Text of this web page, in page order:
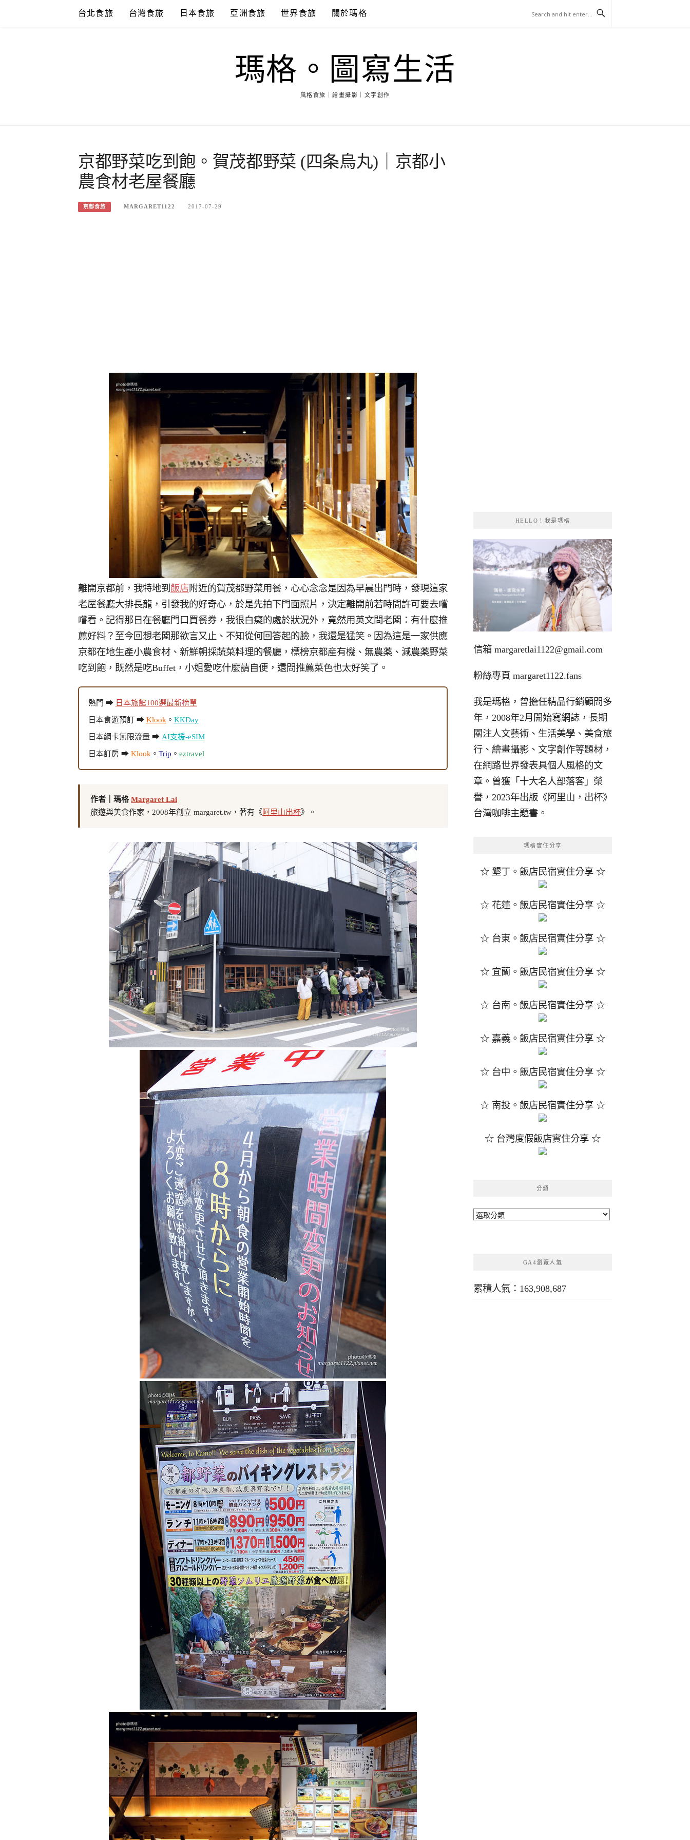
台北食旅 台灣食旅 日本食旅 亞洲食旅 世界食旅 關於瑪格
瑪格。圖寫生活
風格食旅｜繪畫攝影｜文字創作
京都野菜吃到飽。賀茂都野菜 (四条烏丸)｜京都小
農食材老屋餐廳
京都食旅 MARGARET1122 2017-07-29
離開京都前，我特地到 飯店附近的賀茂都野菜用餐，心心念念是因為早晨出門時，發現這家
老屋餐廳大排長龍，引發我的好奇心，於是先拍下門面照片，決定離開前若時間許可要去嚐
嚐看。記得那日在餐廳門口買餐券，我很白癡的處於狀況外，竟然用英文問老闆：有什麼推
薦好料？至今回想老闆那欲言又止、不知從何回答起的臉，我還是猛笑。因為這是一家供應
京都在地生產小農食材、新鮮朝採蔬菜料理的餐廳，標榜京都産有機、無農薬、減農薬野菜
吃到飽，既然是吃Buffet，小姐愛吃什麼請自便，還問推薦菜色也太好笑了。
熱門 ➡ 日本旅館100選最新榜單
日本食遊預訂 ➡ Klook 。 KKDay
日本網卡無限流量 ➡ AI支援-eSIM
日本訂房 ➡ Klook 。 Trip 。 eztravel
作者｜瑪格Margaret Lai
旅遊與美食作家，2008年創立 margaret.tw，著有《阿里山出杯》。
HELLO！我是瑪格
信箱 margaretlai1122@gmail.com
粉絲專頁 margaret1122.fans
我是瑪格，曾擔任精品行銷顧問多
年，2008年2月開始寫網誌，長期
關注人文藝術、生活美學、美食旅
行、繪畫攝影、文字創作等題材，
在網路世界發表具個人風格的文
章。曾獲「十大名人部落客」榮
譽，2023年出版《阿里山，出杯》
台灣咖啡主題書。
瑪格實住分享
☆ 墾丁。飯店民宿實住分享 ☆
☆ 花蓮。飯店民宿實住分享 ☆
☆ 台東。飯店民宿實住分享 ☆
☆ 宜蘭。飯店民宿實住分享 ☆
☆ 台南。飯店民宿實住分享 ☆
☆ 嘉義。飯店民宿實住分享 ☆
☆ 台中。飯店民宿實住分享 ☆
☆ 南投。飯店民宿實住分享 ☆
☆ 台灣度假飯店實住分享 ☆
分類
分
GA4瀏覽人氣
累積人氣：163,908,687